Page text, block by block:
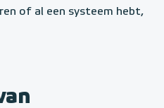
of al een systeem hebt,